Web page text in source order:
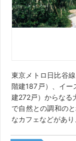
東京メトロ日比谷
階建187戸）、イ
建272戸）からなる
で自然との調和の
なカフェなどがあ